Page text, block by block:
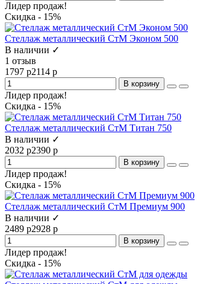
Лидер продаж!
Скидка - 15%
Стеллаж металлический СтМ Эконом 500
В наличии ✓
1 отзыв
1797 р2114 р
В корзину
Лидер продаж!
Скидка - 15%
Стеллаж металлический СтМ Титан 750
В наличии ✓
2032 р2390 р
В корзину
Лидер продаж!
Скидка - 15%
Стеллаж металлический СтМ Премиум 900
В наличии ✓
2489 р2928 р
В корзину
Лидер продаж!
Скидка - 15%